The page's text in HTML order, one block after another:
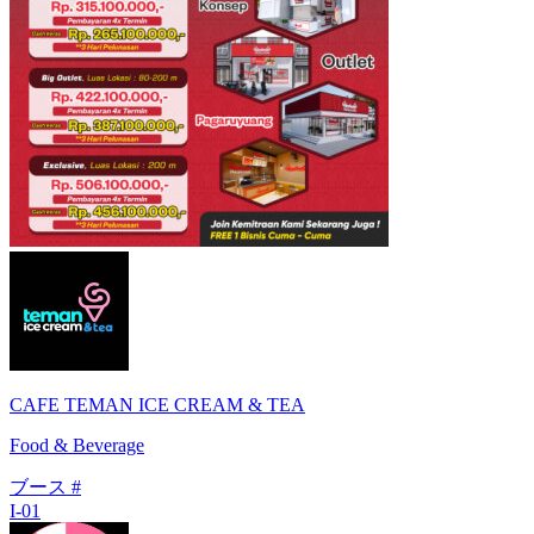
CAFE TEMAN ICE CREAM & TEA
Food & Beverage
ブース #
I-01